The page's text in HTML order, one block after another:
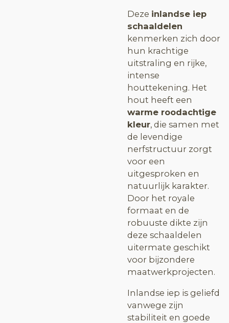
Deze inlandse iep
schaaldelen
kenmerken zich door
hun krachtige
uitstraling en rijke,
intense
houttekening. Het
hout heeft een
warme roodachtige
kleur, die samen met
de levendige
nerfstructuur zorgt
voor een
uitgesproken en
natuurlijk karakter.
Door het royale
formaat en de
robuuste dikte zijn
deze schaaldelen
uitermate geschikt
voor bijzondere
maatwerkprojecten.
Inlandse iep is geliefd
vanwege zijn
stabiliteit en goede